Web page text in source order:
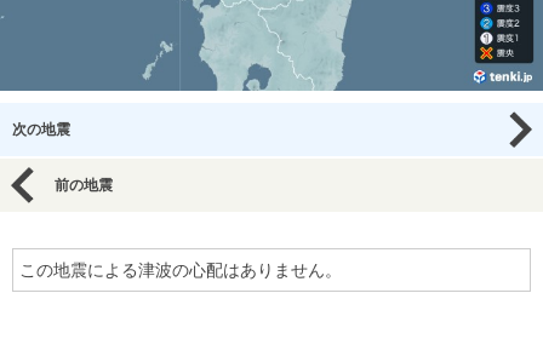
次の地震
前の地震
この地震による津波の心配はありません。